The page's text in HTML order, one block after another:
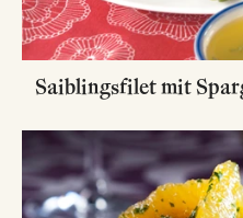
Saiblingsfilet mit